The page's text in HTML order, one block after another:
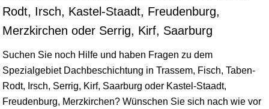
Rodt, Irsch, Kastel-Staadt, Freudenburg,
Merzkirchen oder Serrig, Kirf, Saarburg
Suchen Sie noch Hilfe und haben Fragen zu dem
Spezialgebiet Dachbeschichtung in Trassem, Fisch, Taben-
Rodt, Irsch, Serrig, Kirf, Saarburg oder Kastel-Staadt,
Freudenburg, Merzkirchen? Wünschen Sie sich nach wie vor